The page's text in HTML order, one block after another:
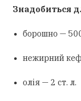
Знадобиться
борошно —
нежирний
олія — 2 ст. л.